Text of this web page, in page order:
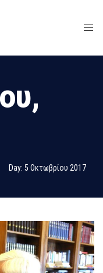
Day: 5 Οκτωβρίου 2017